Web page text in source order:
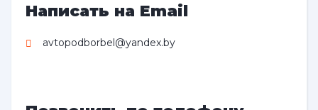
Написать на Email
avtopodborbel@yandex.by